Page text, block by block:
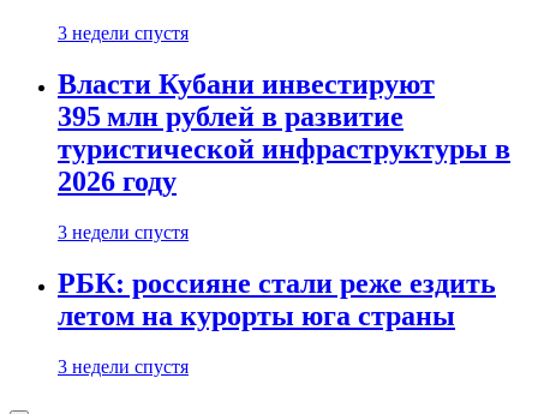
3 недели спустя
Власти Кубани инвестируют
395 млн рублей в развитие
туристической инфраструктуры в
2026 году
3 недели спустя
РБК: россияне стали реже ездить
летом на курорты юга страны
3 недели спустя